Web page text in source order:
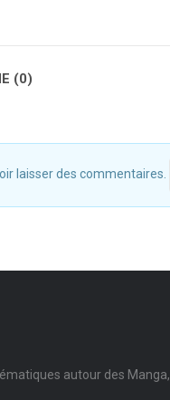
(0)
laisser des commentaires.
autour des Manga,